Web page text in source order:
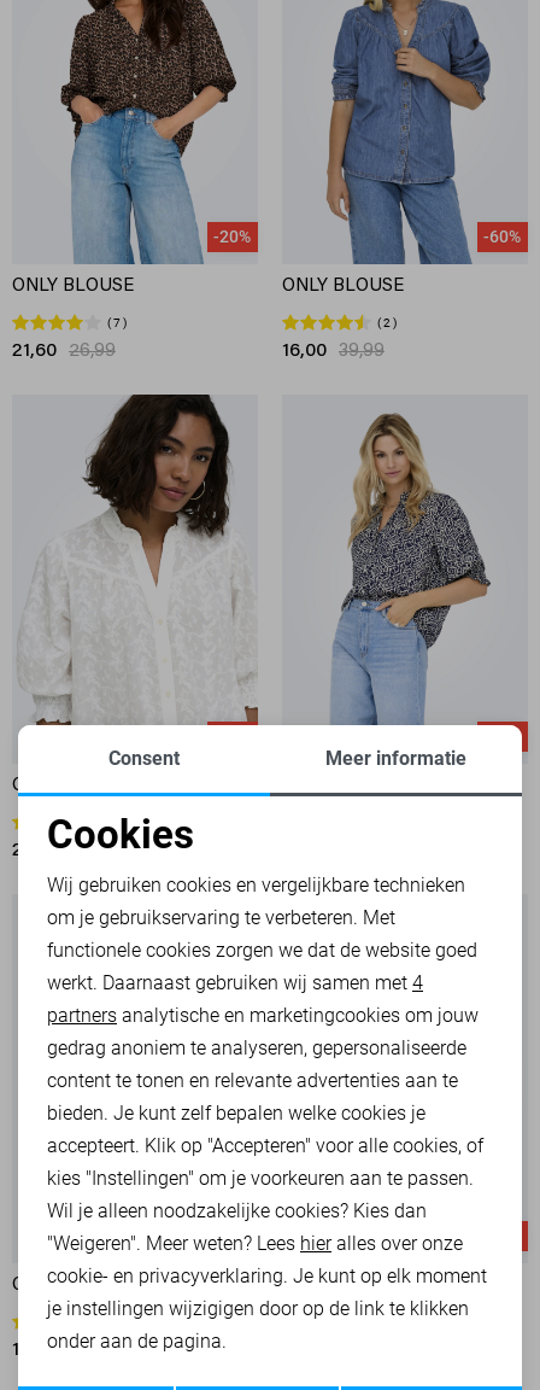
-20%
ONLY BLOUSE
7
21,60 26,99
-60%
ONLY BLOUSE
2
16,00 39,99
ONLY BLOUSE
20,00 39,99
-50%
-50%
ONLY BLOUSE
13,50 26,99
ONLY BLOUSE
Noodzakelijke cookies
Personalisatie cookies
Analytische cookies
Marketing cookies
Consent Meer informatie
Cookies
Wij gebruiken cookies en vergelijkbare technieken
om je gebruikservaring te verbeteren. Met
functionele cookies zorgen we dat de website goed
werkt. Daarnaast gebruiken wij samen met 4
partners analytische en marketingcookies om jouw
gedrag anoniem te analyseren, gepersonaliseerde
content te tonen en relevante advertenties aan te
bieden. Je kunt zelf bepalen welke cookies je
accepteert. Klik op "Accepteren" voor alle cookies, of
kies "Instellingen" om je voorkeuren aan te passen.
Wil je alleen noodzakelijke cookies? Kies dan
"Weigeren". Meer weten? Lees hieralles over onze
cookie- en privacyverklaring. Je kunt op elk moment
je instellingen wijzigigen door op de link te klikken
onder aan de pagina.